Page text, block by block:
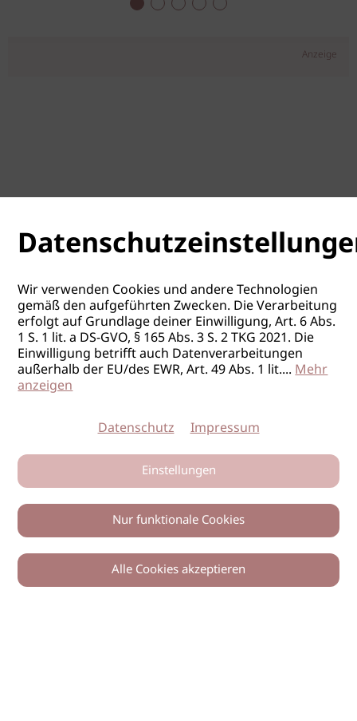
Anzeige
0
Wir verwenden Cookies und andere Technologien
gemäß den aufgeführten Zwecken. Die Verarbeitung
erfolgt auf Grundlage deiner Einwilligung, Art. 6 Abs.
1 S. 1 lit. a DS-GVO, § 165 Abs. 3 S. 2 TKG 2021. Die
Einwilligung betrifft auch Datenverarbeitungen
außerhalb der EU/des EWR, Art. 49 Abs. 1 lit....Mehr
anzeigen
Datenschutz Impressum
Einstellungen
Nur funktionale Cookies
Alle Cookies akzeptieren